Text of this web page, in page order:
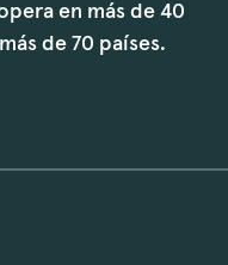
en más de 40
de 70 países.